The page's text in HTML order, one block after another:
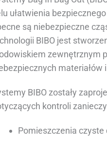
ułatwienia
są niebezpieczne
BIBO jest
zewnętrznym
materiałów
BIBO zostały
kontroli
Pomieszczenia